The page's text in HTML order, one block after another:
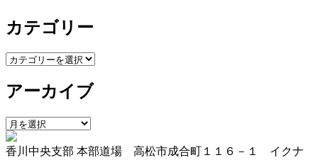
カテゴリー
カ
ゴ
ー
アーカイブ
ア
ー
カ
香川中央支部 本部道場 高松市成合町１１６－１ イクナ